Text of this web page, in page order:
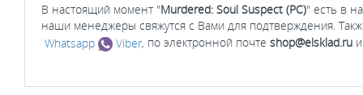
В настоящий момент "Murdered: Soul Suspect (PC)" есть в
наши менеджеры свяжутся с Вами для подтверждения.
Whatsapp
Viber, по электронной почте shop@elsklad.ru